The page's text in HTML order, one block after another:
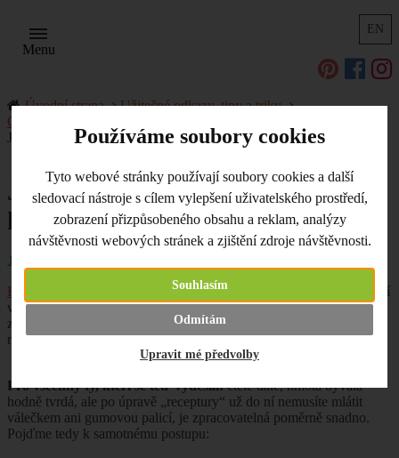
Používáme soubory cookies
Tyto webové stránky používají soubory cookies a další
sledovací nástroje s cílem vylepšení uživatelského prostředí,
zobrazení přizpůsobeného obsahu a reklam, analýzy
návštěvnosti webových stránek a zjištění zdroje návštěvnosti.
Souhlasím
Odmítám
Upravit mé předvolby
EN
Menu
Úvodní strana
Užitečné odkazy, tipy a triky
O polymerové hmotě
Jak zpracovat polymerovou hmotu Kato Polyclay
Jak zpracovat polymerovou
hmotu Kato Polyclay
JAK ZPRACOVAT HMOTU KATO POLYCLAY
Kato Polyclay
je jednou z polymerových hmot, které mají vynikající
vlastnosti. Zároveň je pro začátečníky a všechny další, kteří jsou
zvyklí na snadné zpracování, trochu oříškem, který se pokusíme
rozlousknout.
Pro všechny ty, kteří se teď vyděsili:čtěte dále, hmota bývala
hodně tvrdá, ale po úpravě „receptury“ už do ní nemusíte mlátit
válečkem ani gumovou palicí, je zpracovatelná poměrně snadno.
Pojďme tedy k samotnému postupu: